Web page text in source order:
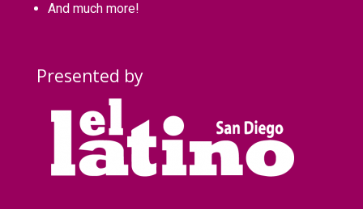
And much more!
Presented by